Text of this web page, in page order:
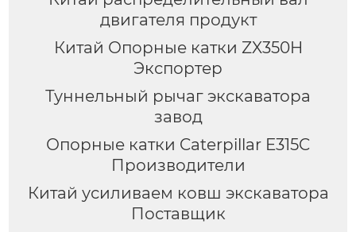
двигателя продукт
Китай Опорные катки ZX350H
Экспортер
Туннельный рычаг экскаватора
завод
Опорные катки Caterpillar E315C
Производители
Китай усиливаем ковш экскаватора
Поставщик